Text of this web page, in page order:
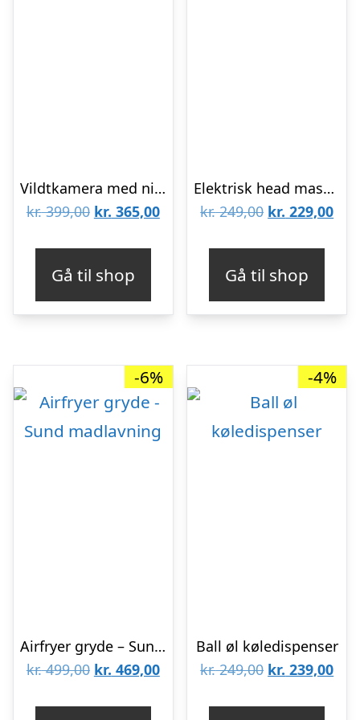
Vildtkamera med night vision
kr.399,00 Den
var:
kr. 399,00.
kr. 365,00Den
kr. 365,00.
Gå til shop
Elektrisk head massager
kr.249,00 Den
var:
kr. 249,00.
kr. 229,00Den
kr.
Gå til shop
-6%
Airfryer gryde – Sund madlavning
kr.499,00 Den
kr. 469,00Den
-4%
Ball øl køledispenser
kr.249,00 Den
kr. 239,00Den